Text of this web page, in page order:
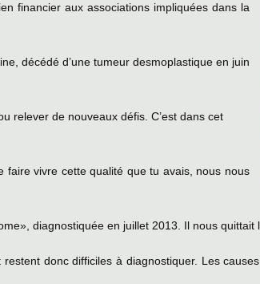
financier aux associations impliquées dans la
décédé d’une tumeur desmoplastique en juin
relever de nouveaux défis. C’est dans cet
vivre cette qualité que tu avais, nous nous
diagnostiquée en juillet 2013. Il nous quittait
donc difficiles à diagnostiquer. Les